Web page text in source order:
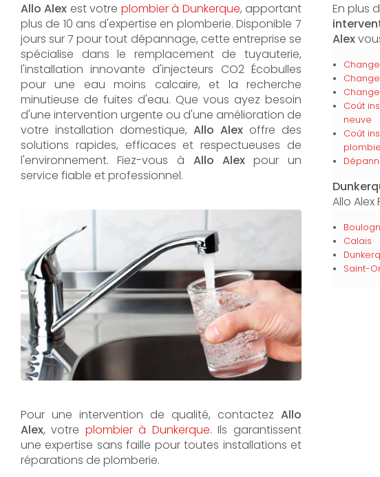
Allo Alex est votre plombier à Dunkerque, apportant
plus de 10 ans d'expertise en plomberie. Disponible 7
jours sur 7 pour tout dépannage, cette entreprise se
spécialise dans le remplacement de tuyauterie,
l'installation innovante d'injecteurs CO2 Écobulles
pour une eau moins calcaire, et la recherche
minutieuse de fuites d'eau. Que vous ayez besoin
d'une intervention urgente ou d'une amélioration de
votre installation domestique, Allo Alex offre des
solutions rapides, efficaces et respectueuses de
l'environnement. Fiez-vous à Allo Alex pour un
service fiable et professionnel.
Pour une intervention de qualité, contactez Allo
Alex, votre plombier à Dunkerque. Ils garantissent
une expertise sans faille pour toutes installations et
réparations de plomberie.
En plus
Alex
Coût
neuve
Coût
Allo
Calais
Saint-